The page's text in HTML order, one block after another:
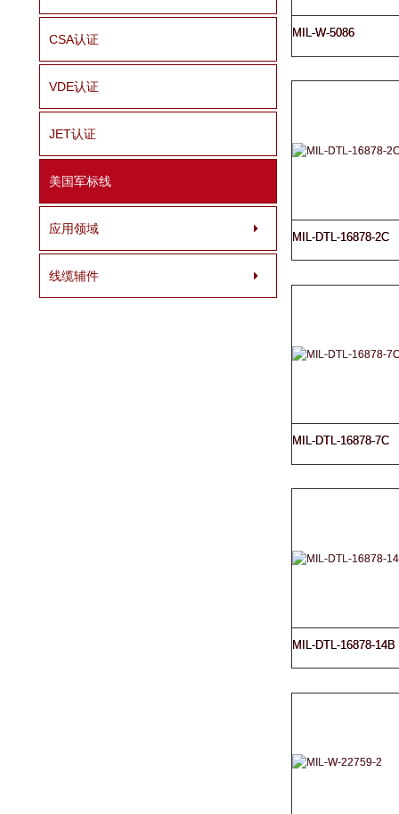
MIL-W-5086
MIL-DTL-16878-2C
MIL-DTL-16878-7C
MIL-DTL-16878-14B
CSA认证
VDE认证
JET认证
美国军标线
应用领域
线缆辅件